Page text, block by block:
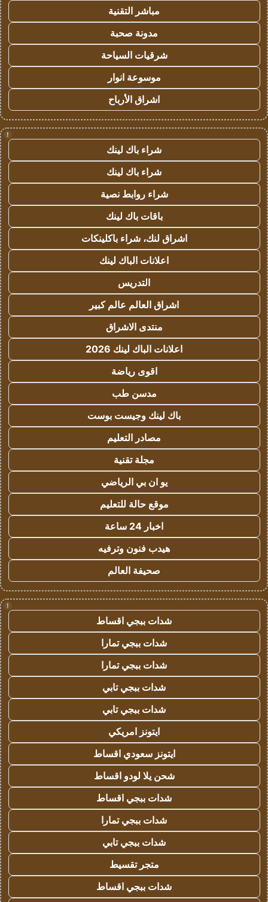
مباشر التقنية
مدونة صحبة
شرقيات السياحة
موسوعة انوار
اشراق الأرباح
!
شراء باك لينك
شراء باك لينك
شراء روابط نصية
باقات باك لينك
اشراق لنك، شراء باكلينكات
اعلانات الباك لينك
التدريس
اشراق العالم عالم كبير
منتدى الاشراق
اعلانات الباك لينك 2026
اقوى رياضة
مدسن طب
باك لينك وجيست بوست
مصادر التعليم
مجلة تقنية
يو ان بي الرياضي
موقع حالة للتعليم
اخبار 24 ساعة
هيدب فنون وترفيه
صحيفة العالم
!
شدات ببجي اقساط
شدات ببجي تمارا
شدات ببجي تمارا
شدات ببجي تابي
شدات ببجي تابي
ايتونز امريكي
ايتونز سعودي اقساط
شحن يلا لودو اقساط
شدات ببجي اقساط
شدات ببجي تمارا
شدات ببجي تابي
متجر تقسيط
شدات ببجي اقساط